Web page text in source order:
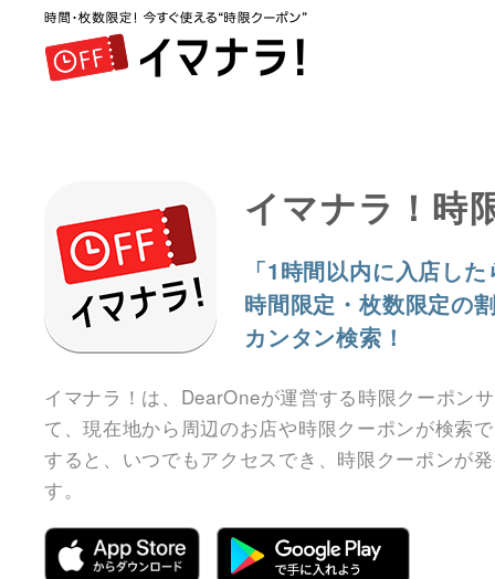
イマナラ！時
「1時間以内に入店し
時間限定・枚数限定の
カンタン検索！
イマナラ！は、DearOneが運営する時限クーポン
て、現在地から周辺のお店や時限クーポンが検索
すると、いつでもアクセスでき、時限クーポンが
す。